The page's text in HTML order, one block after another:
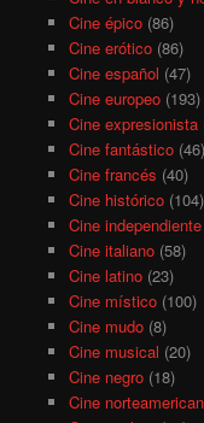
Cine épico(86)
Cine erótico(86)
Cine español (47)
Cine europeo(193)
Cine expresionista
Cine fantástico(46)
Cine francés (40)
Cine histórico(104)
Cine independiente
Cine italiano(58)
Cine latino(23)
Cine místico(100)
Cine mudo(8)
Cine musical (20)
Cine negro(18)
Cine